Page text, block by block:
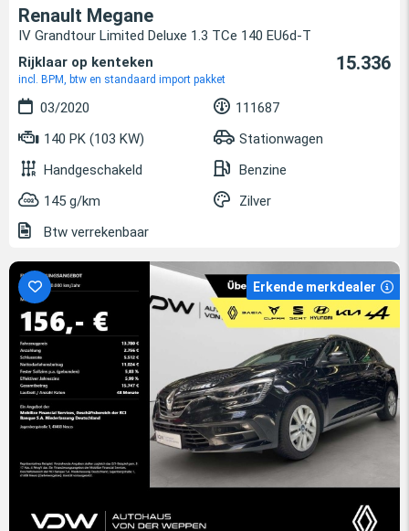
Renault Megane
IV Grandtour Limited Deluxe 1.3 TCe 140 EU6d-T
Rijklaar op kenteken
incl. BPM, btw en standaard import pakket
15.336
03/2020
111687
140 PK (103 KW)
Stationwagen
Handgeschakeld
Benzine
145 g/km
Zilver
Btw verrekenbaar
Erkende merkdealer